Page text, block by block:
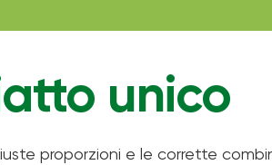
unico
proporzioni e le corrette